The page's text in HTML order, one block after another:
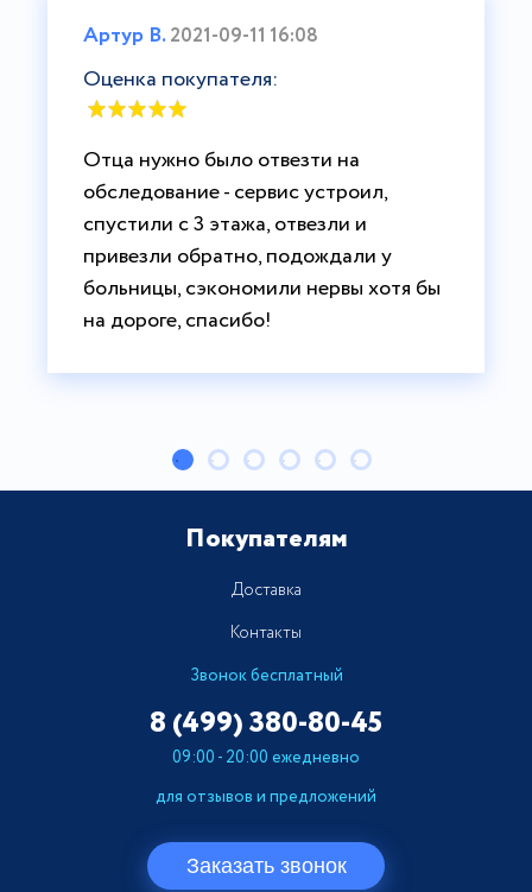
Артур В.2021-09-11 16:08
Оценка покупателя:
Отца нужно было отвезти на
обследование - сервис устроил,
спустили с 3 этажа, отвезли и
привезли обратно, подождали у
больницы, сэкономили нервы хотя бы
на дороге, спасибо!
Покупателям
Доставка
Контакты
Звонок бесплатный
8 (499)380-80-45
09:00 - 20:00 ежедневно
для отзывов и предложений
Заказать звонок